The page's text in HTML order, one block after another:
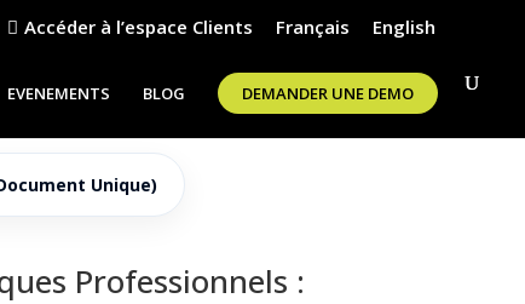
Accéder à l’espace Clients Français English
EVENEMENTS BLOG DEMANDER UNE DEMO
Unique)
Professionnels :